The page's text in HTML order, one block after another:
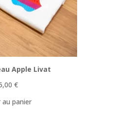
Apple Livat
€
panier